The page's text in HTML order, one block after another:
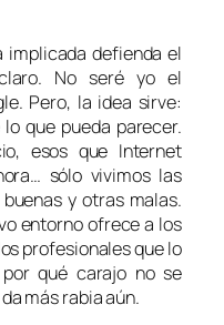
implicada defienda el
No seré yo el
Pero, la idea sirve:
que pueda parecer.
esos que Internet
sólo vivimos las
y otras malas.
entorno ofrece a los
profesionales que lo
qué carajo no se
más rabia aún.